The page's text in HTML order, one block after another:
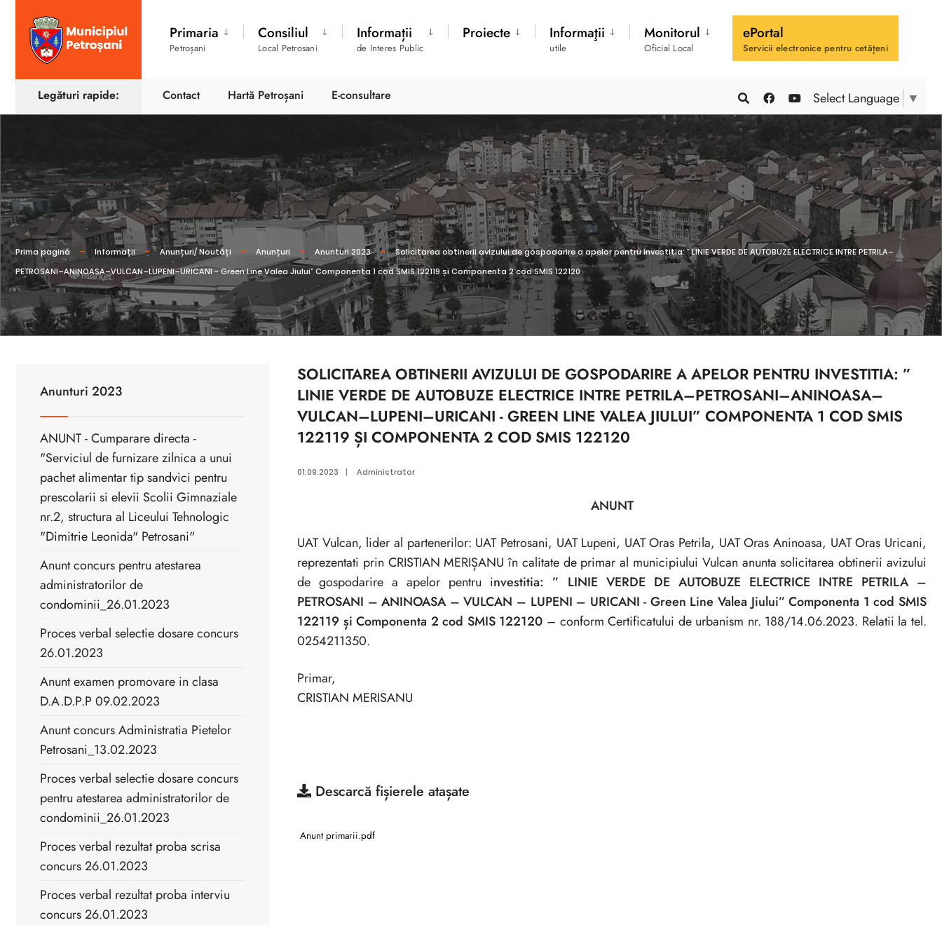
Primaria
Petroșani
Consiliul
Local Petrosani
Informații
de Interes Public
Proiecte Informaţii
utile
Monitorul
Oficial Local
ePortal
Servicii electronice pentru cetățeni
Select Language ▼
Legături rapide: Contact Hartă Petroșani E-consultare
Prima pagină Informații Anunțuri/ Noutăți Anunțuri Anunturi 2023
Solicitarea obtinerii avizului de gospodarire a apelor pentru investitia: ” LINIE VERDE DE AUTOBUZE ELECTRICE INTRE PETRILA–
PETROSANI–ANINOASA–VULCAN–LUPENI–URICANI - Green Line Valea Jiului” Componenta 1 cod SMIS 122119 și Componenta 2 cod SMIS 122120
SOLICITAREA OBTINERII AVIZULUI DE GOSPODARIRE A APELOR PENTRU INVESTITIA: ”
LINIE VERDE DE AUTOBUZE ELECTRICE INTRE PETRILA–PETROSANI–ANINOASA–
VULCAN–LUPENI–URICANI - GREEN LINE VALEA JIULUI” COMPONENTA 1 COD SMIS
122119 ȘI COMPONENTA 2 COD SMIS 122120
01.09.2023 | Administrator
ANUNT
UAT Vulcan, lider al partenerilor: UAT Petrosani, UAT Lupeni, UAT Oras Petrila, UAT Oras Aninoasa, UAT Oras Uricani,
reprezentati prin CRISTIAN MERIȘANU în calitate de primar al municipiului Vulcan anunta solicitarea obtinerii avizului
de gospodarire a apelor pentru investitia: ” LINIE VERDE DE AUTOBUZE ELECTRICE INTRE PETRILA –
PETROSANI – ANINOASA – VULCAN – LUPENI – URICANI - Green Line Valea Jiului” Componenta 1 cod SMIS
122119 și Componenta 2 cod SMIS 122120 – conform Certificatului de urbanism nr. 188/14.06.2023. Relatii la tel.
0254211350.
Primar,
CRISTIAN MERISANU
Descarcă fișierele atașate
Anunt primarii.pdf
Anunturi 2023
ANUNT - Cumparare directa -
"Serviciul de furnizare zilnica a unui
pachet alimentar tip sandvici pentru
prescolarii si elevii Scolii Gimnaziale
nr.2, structura al Liceului Tehnologic
"Dimitrie Leonida" Petrosani"
Anunt concurs pentru atestarea
administratorilor de
condominii_26.01.2023
Proces verbal selectie dosare concurs
26.01.2023
Anunt examen promovare in clasa
D.A.D.P.P 09.02.2023
Anunt concurs Administratia Pietelor
Petrosani_13.02.2023
Proces verbal selectie dosare concurs
pentru atestarea administratorilor de
condominii_26.01.2023
Proces verbal rezultat proba scrisa
concurs 26.01.2023
Proces verbal rezultat proba interviu
concurs 26.01.2023